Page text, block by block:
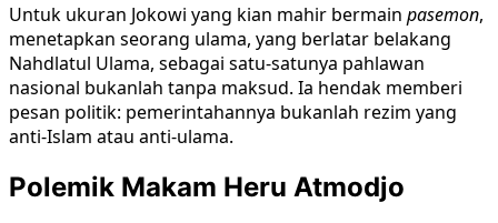
Untuk ukuran Jokowi yang kian mahir bermain pasemon,
menetapkan seorang ulama, yang berlatar belakang
Nahdlatul Ulama, sebagai satu-satunya pahlawan
nasional bukanlah tanpa maksud. Ia hendak memberi
pesan politik: pemerintahannya bukanlah rezim yang
anti-Islam atau anti-ulama.
Polemik Makam Heru Atmodjo